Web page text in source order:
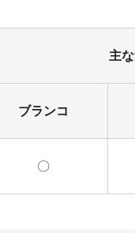
主
ブランコ
〇